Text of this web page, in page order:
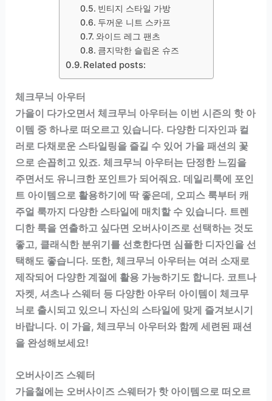
빈티지 스타일 가방
두꺼운 니트 스카프
와이드 레그 팬츠
큼지막한 슬립온 슈즈
Related posts:
체크무늬 아우터
가을이 다가오면서 체크무늬 아우터는 이번 시즌의 핫 아
이템 중 하나로 떠오르고 있습니다. 다양한 디자인과 컬
러로 다채로운 스타일링을 즐길 수 있어 가을 패션의 꽃
으로 손꼽히고 있죠. 체크무늬 아우터는 단정한 느낌을
주면서도 유니크한 포인트가 되어줘요. 데일리룩에 포인
트 아이템으로 활용하기에 딱 좋은데, 오피스 룩부터 캐
주얼 룩까지 다양한 스타일에 매치할 수 있습니다. 트렌
디한 룩을 연출하고 싶다면 오버사이즈로 선택하는 것도
좋고, 클래식한 분위기를 선호한다면 심플한 디자인을 선
택해도 좋습니다. 또한, 체크무늬 아우터는 여러 소재로
제작되어 다양한 계절에 활용 가능하기도 합니다. 코트나
자켓, 셔츠나 스웨터 등 다양한 아우터 아이템이 체크무
늬로 출시되고 있으니 자신의 스타일에 맞게 즐겨보시기
바랍니다. 이 가을, 체크무늬 아우터와 함께 세련된 패션
을 완성해보세요!
오버사이즈 스웨터
가을철에는 오버사이즈 스웨터가 핫 아이템으로 떠오르